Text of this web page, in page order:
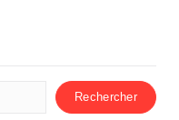
Rechercher